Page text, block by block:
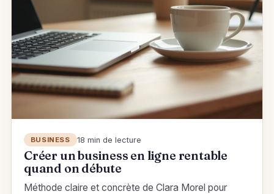
BUSINESS 18 min de lecture
Créer un business en ligne rentable
quand on débute
Méthode claire et concrète de Clara Morel pour